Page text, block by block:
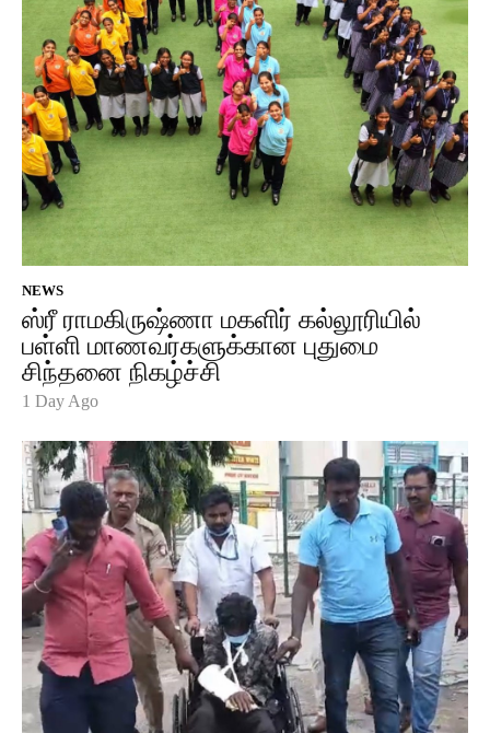
NEWS
ஸ்ரீ ராமகிருஷ்ணா மகளிர் கல்லூரியில்
பள்ளி மாணவர்களுக்கான புதுமை
சிந்தனை நிகழ்ச்சி
1 Day Ago